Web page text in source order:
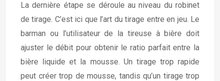
La dernière étape se déroule au niveau du robinet
de tirage. C’est ici que l’art du tirage entre en jeu. Le
barman ou l’utilisateur de la tireuse à bière doit
ajuster le débit pour obtenir le ratio parfait entre la
bière liquide et la mousse. Un tirage trop rapide
peut créer trop de mousse, tandis qu’un tirage trop